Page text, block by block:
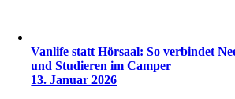
Vanlife statt Hörsaal: So verbindet
und Studieren im Camper
13. Januar 2026